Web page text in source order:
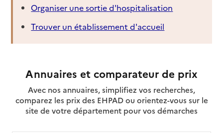
Organiser une sortie d'hospitalisation
Trouver un établissement d'accueil
Annuaires et comparateur de prix
Avec nos annuaires, simplifiez vos recherches,
comparez les prix des EHPAD ou orientez-vous sur le
site de votre département pour vos démarches